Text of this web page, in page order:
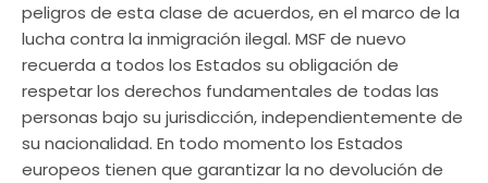
peligros de esta clase de acuerdos, en el marco de la
lucha contra la inmigración ilegal. MSF de nuevo
recuerda a todos los Estados su obligación de
respetar los derechos fundamentales de todas las
personas bajo su jurisdicción, independientemente de
su nacionalidad. En todo momento los Estados
europeos tienen que garantizar la no devolución de